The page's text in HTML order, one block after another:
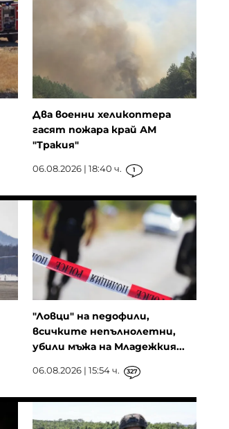
Два военни хеликоптера
гасят пожара край АМ
"Тракия"
06.08.2026 | 18:40 ч. 1
"Ловци" на педофили,
всичките непълнолетни,
убили мъжа на Младежкия...
06.08.2026 | 15:54 ч. 327